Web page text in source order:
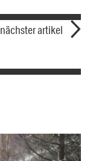
nächster artikel